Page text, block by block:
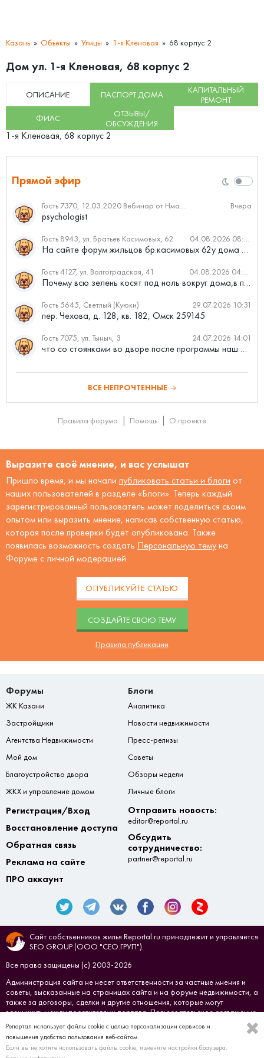
Репортал использует файлы cookie с целью персонализации сервисов и
повышения удобства пользования веб-сайтом.
Если вы не хотите использовать файлы cookie, измените настройки браузера.
Казань Объекты Улицы 1-я Кленовая 68 корпус 2
Дом ул. 1-я Кленовая, 68 корпус 2
ОПИСАНИЕ ПАСПОРТ ДОМА
КАПИТАЛЬНЫЙ
РЕМОНТ
ФИАС
ОТЗЫВЫ/
ОБСУЖДЕНИЯ
1-я Кленовая, 68 корпус 2
Прямой эфир
Гость 7370, 12.03.2020 Вебинар от Нмаркет.ПРО: «Актуальное об ипотеке: что нужно знать» Вчера
psychologist
Гость 8943, ул. Братьев Касимовых, 62 04.08.2026 08:34
На сайте форум жильцов бр.касимовых 62у дома растут красивые...
Гость 4127, ул. Волгоградская, 41 04.08.2026 04:46
Почему всю зелень косят под ноль вокруг дома,в полисадниках....
Гость 5645, Светлый (Куюки) 29.07.2026 10:31
пер. Чехова, д. 128, кв. 182, Омск 259145
Гость 7075, ул. Тыныч, 3 24.07.2026 14:01
что со стоянками во дворе после программы наш двор
ВСЕ НЕПРОЧТЕННЫЕ
Правила форума Помощь О проекте
Выразите своё мнение, и вас услышат
Пришло время, и мы начали публиковать статьи и блоги от
наших пользователей в разделе «Блоги». Теперь каждый
зарегистрированный пользователь может поделиться своим
опытом или выразить мнение, написав собственную статью,
которая после проверки будет опубликована. Также
появилась возможность создать Персональную тему на
Форуме с личной модерацией.
ОПУБЛИКУЙТЕ СТАТЬЮ
CОЗДАЙТЕ СВОЮ ТЕМУ
Правила публикации
Форумы
ЖК Казани
Застройщики
Агентства Недвижимости
Мой дом
Благоустройство двора
ЖКХ и управление домом
Блоги
Аналитика
Новости недвижимости
Пресс-релизы
Советы
Обзоры недели
Личные блоги
Регистрация/Вход
Восстановление доступа
Обратная связь
Реклама на сайте
ПРО аккаунт
Отправить новость:
editor@reportal.ru
Обсудить
сотрудничество:
partner@reportal.ru
Сайт собственников жилья Reportal.ru принадлежит и управляется
SEO.GROUP (ООО "СЕО.ГРУП").
Все права защищены (с) 2003-2026
Администрация сайта не несет ответственности за частные мнения и
советы, высказанные на страницах сайта и на форуме недвижимости, а
также за договоры, сделки и другие отношения, которые могут
возникнуть между посетителями портала.Пользовательское соглашение
Создано в СЕО.ГРУП